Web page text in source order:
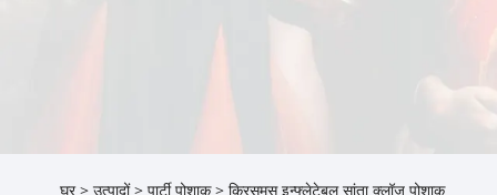
घर > उत्पादों> पार्टी पोशाक> क्रिसमस इन्फ्लेटेबल सांता क्लॉज़ पोशाक